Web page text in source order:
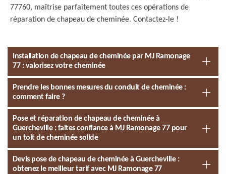
77760, maîtrise parfaitement toutes ces opérations de
réparation de chapeau de cheminée. Contactez-le !
Installation de chapeau de cheminée par MJ Ramonage
77 : valorisez votre cheminée
Prendre les bonnes mesures du conduit de cheminée :
comment faire ?
Pose et réparation de chapeau de cheminée à
Guercheville : faites confiance à MJ Ramonage 77 pour
un toit de cheminée solide
Devis pose de chapeau de cheminée à Guercheville :
obtenez le meilleur tarif avec MJ Ramonage 77